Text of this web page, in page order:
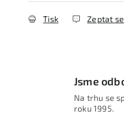
Tisk Zeptat se
Jsme
Na trhu se
roku 1995.